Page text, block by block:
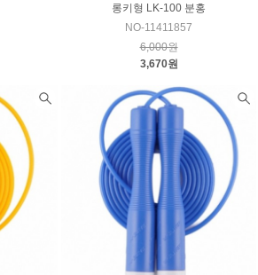
롱키형 LK-100 분홍
NO-11411857
6,000원
3,670원